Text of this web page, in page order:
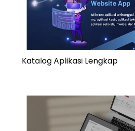
Katalog Aplikasi Lengkap